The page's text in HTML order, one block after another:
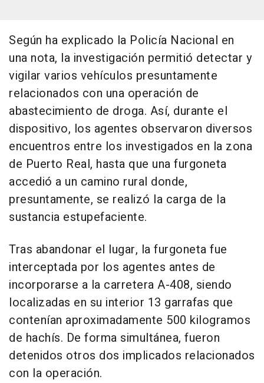
Según ha explicado la Policía Nacional en
una nota, la investigación permitió detectar y
vigilar varios vehículos presuntamente
relacionados con una operación de
abastecimiento de droga. Así, durante el
dispositivo, los agentes observaron diversos
encuentros entre los investigados en la zona
de Puerto Real, hasta que una furgoneta
accedió a un camino rural donde,
presuntamente, se realizó la carga de la
sustancia estupefaciente.
Tras abandonar el lugar, la furgoneta fue
interceptada por los agentes antes de
incorporarse a la carretera A-408, siendo
localizadas en su interior 13 garrafas que
contenían aproximadamente 500 kilogramos
de hachís. De forma simultánea, fueron
detenidos otros dos implicados relacionados
con la operación.